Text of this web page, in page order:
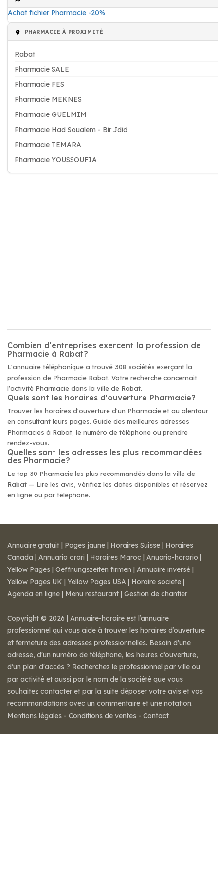
Achat fichier Pharmacie -20%
PHARMACIE À PROXIMITÉ
Rabat
Pharmacie SALE
Pharmacie FES
Pharmacie MEKNES
Pharmacie GUELMIM
Pharmacie Had Soualem - Bir Jdid
Pharmacie TEMARA
Pharmacie YOUSSOUFIA
Combien d'entreprises exercent la profession de
Pharmacie à Rabat?
L'annuaire téléphonique a trouvé 308 sociétés exerçant la
profession de Pharmacie Rabat. Votre recherche concernait
l'activité Pharmacie dans la ville de Rabat.
Quels sont les horaires d'ouverture Pharmacie?
Trouver les horaires d'ouverture d'un Pharmacie et au alentour
en consultant leurs pages. Guide des meilleures adresses
Pharmacies à Rabat, le numéro de téléphone ou prendre
rendez-vous.
Quelles sont les adresses les plus recommandées
des Pharmacie?
Le top 30 Pharmacie les plus recommandés dans la ville de
Rabat — Lire les avis, vérifiez les dates disponibles et réservez
en ligne ou par téléphone.
Annuaire gratuit | Pages jaune | Horaires Suisse | Horaires
Canada | Annuario orari | Horaires Maroc | Anuario-horario |
Yellow Pages | Oeffnungszeiten firmen | Annuaire inversé |
Yellow Pages UK | Yellow Pages USA | Horaire societe |
Agenda en ligne | Menu restaurant | Gestion de chantier
Copyright © 2026 | Annuaire-horaire est l’annuaire
professionnel qui vous aide à trouver les horaires d’ouverture
et fermeture des adresses professionnelles. Besoin d'une
adresse, d'un numéro de téléphone, les heures d’ouverture,
d’un plan d'accès ? Recherchez le professionnel par ville ou
par activité et aussi par le nom de la société que vous
souhaitez contacter et par la suite déposer votre avis et vos
recommandations avec un commentaire et une notation.
Mentions légales - Conditions de ventes - Contact